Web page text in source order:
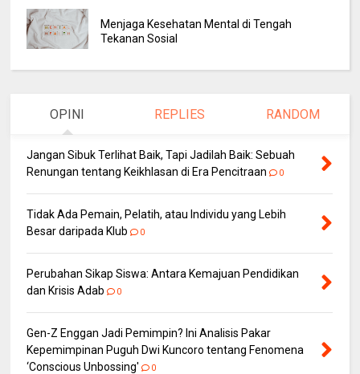
Menjaga Kesehatan Mental di Tengah
Tekanan Sosial
OPINI REPLIES RANDOM
Jangan Sibuk Terlihat Baik, Tapi Jadilah Baik: Sebuah
Renungan tentang Keikhlasan di Era Pencitraan
0
Tidak Ada Pemain, Pelatih, atau Individu yang Lebih
Besar daripada Klub
0
Perubahan Sikap Siswa: Antara Kemajuan Pendidikan
dan Krisis Adab
0
Gen-Z Enggan Jadi Pemimpin? Ini Analisis Pakar
Kepemimpinan Puguh Dwi Kuncoro tentang Fenomena
‘Conscious Unbossing'
0